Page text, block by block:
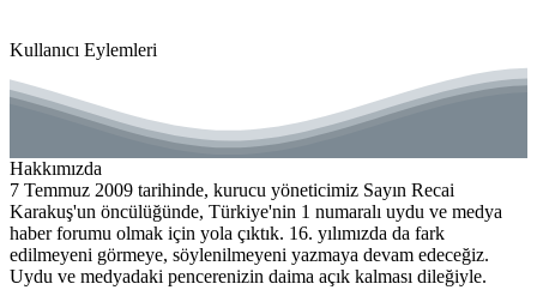
Kullanıcı Eylemleri
Hakkımızda
7 Temmuz 2009 tarihinde, kurucu yöneticimiz Sayın Recai
Karakuş'un öncülüğünde, Türkiye'nin 1 numaralı uydu ve medya
haber forumu olmak için yola çıktık. 16. yılımızda da fark
edilmeyeni görmeye, söylenilmeyeni yazmaya devam edeceğiz.
Uydu ve medyadaki pencerenizin daima açık kalması dileğiyle.